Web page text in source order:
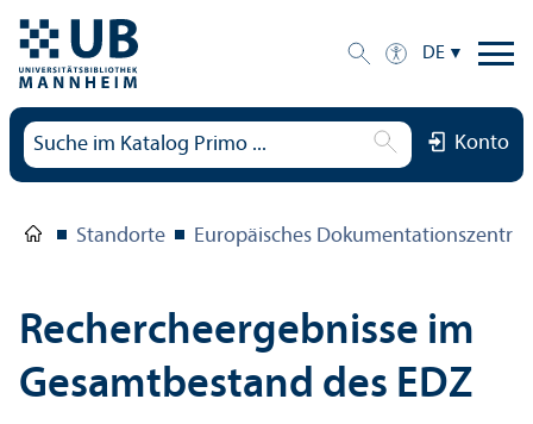
DE
Konto
Standorte Europäisches
Rechercheergebnisse im
Gesamtbestand des EDZ